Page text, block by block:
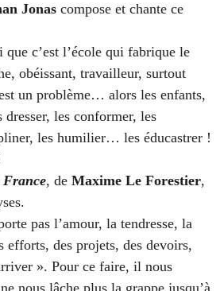
Jonas compose et chante ce
c’est l’école qui fabrique le
obéissant, travailleur, surtout
un problème… alors les enfants,
les conformer, les
les humilier… les éducastrer !
France, de Maxime Le Forestier,
pas l’amour, la tendresse, la
des projets, des devoirs,
». Pour ce faire, il nous